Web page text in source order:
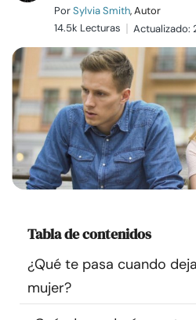
Familia
Ayuda
Cursos
Recursos
Encuentra un terapeuta
Idioma
PorSylvia Smith, Autor
14.5k Lecturas
Actualizado:
Tabla de contenidos
¿Qué te pasa cuando
mujer?